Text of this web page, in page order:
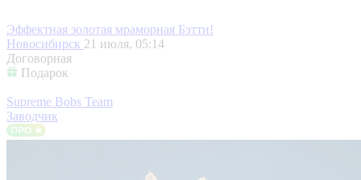
Эффектная золотая мраморная Бэтти!
Новосибирск 21 июля, 05:14
Договорная
Подарок
Supreme Bobs Team
Заводчик